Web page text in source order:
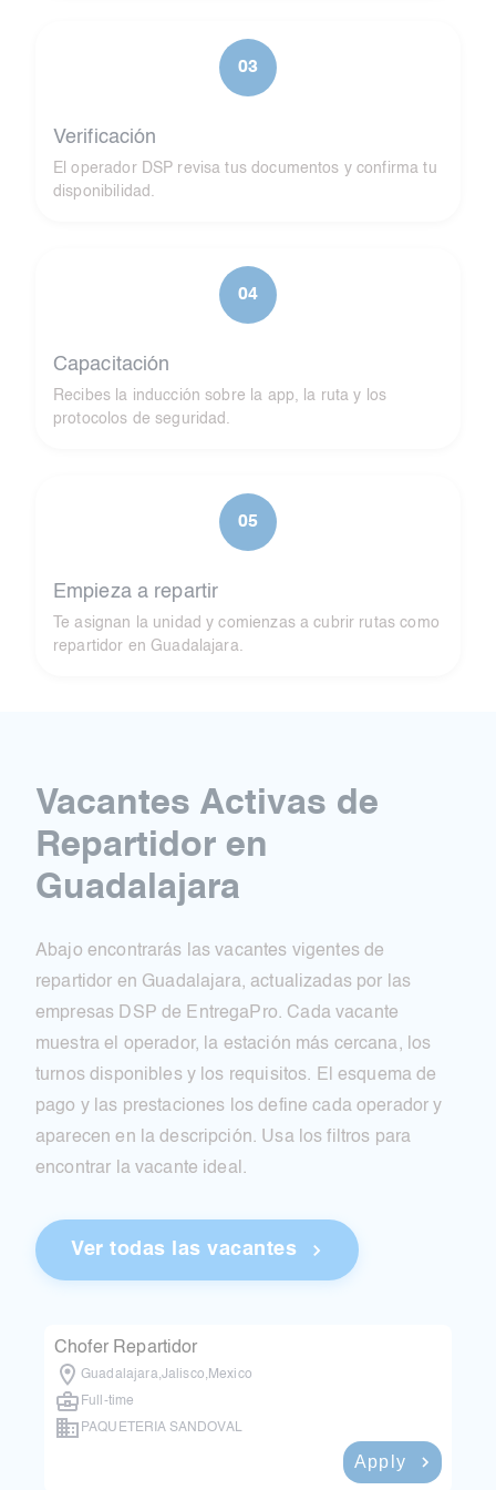
03
Verificación
El operador DSP revisa tus documentos y confirma tu
disponibilidad.
04
Capacitación
Recibes la inducción sobre la app, la ruta y los
protocolos de seguridad.
05
Empieza a repartir
Te asignan la unidad y comienzas a cubrir rutas como
repartidor en Guadalajara.
Vacantes Activas de
Repartidor en
Guadalajara
Abajo encontrarás las vacantes vigentes de
repartidor en Guadalajara, actualizadas por las
empresas DSP de EntregaPro. Cada vacante
muestra el operador, la estación más cercana, los
turnos disponibles y los requisitos. El esquema de
pago y las prestaciones los define cada operador y
aparecen en la descripción. Usa los filtros para
encontrar la vacante ideal.
Ver todas las vacantes
Chofer Repartidor
Guadalajara,Jalisco, Mexico
Full-time
PAQUETERIA SANDOVAL
Apply